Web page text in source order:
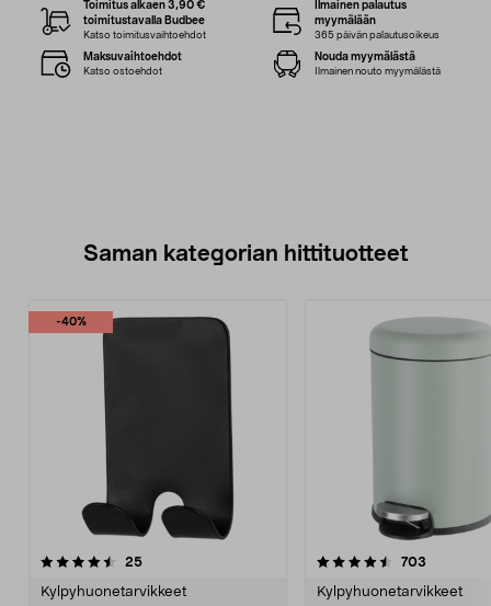
Toimitus alkaen 3,90 €
toimitustavalla Budbee
Katso toimitusvaihtoehdot
Ilmainen palautus
myymälään
365 päivän palautusoikeus
Maksuvaihtoehdot
Katso ostoehdot
Nouda myymälästä
Ilmainen nouto myymälästä
Saman kategorian hittituotteet
-40%
25arvostelut
Kylpyhuonetarvikkeet
4.5 viidestä
703
Kylpyhuonetarvikkeet
4.5 viidestä